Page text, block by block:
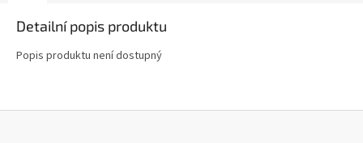
Detailní popis produktu
Popis produktu není dostupný